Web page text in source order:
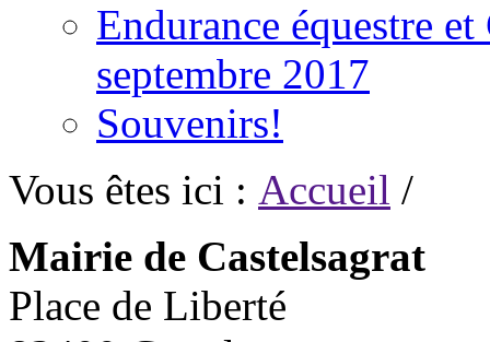
Endurance équestre
septembre 2017
Souvenirs!
Vous êtes ici : Accueil /
Mairie de Castelsagrat
Place de Liberté